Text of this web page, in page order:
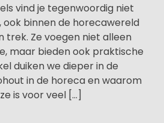
vind je tegenwoordig niet
ook binnen de horecawereld
trek. Ze voegen niet alleen
maar bieden ook praktische
duiken we dieper in de
in de horeca en waarom
is voor veel […]